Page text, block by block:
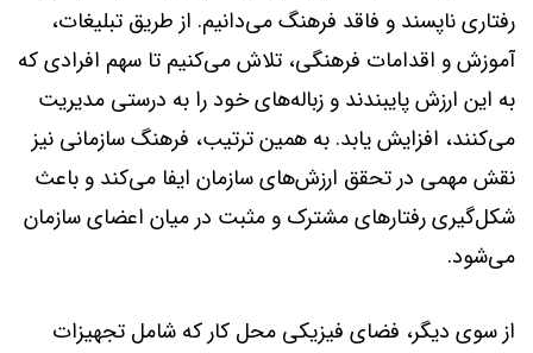
رفتاری ناپسند و فاقد فرهنگ می‌دانیم. از طریق تبلیغات،
آموزش و اقدامات فرهنگی، تلاش می‌کنیم تا سهم افرادی که
به این ارزش پایبندند و زباله‌های خود را به درستی مدیریت
می‌کنند، افزایش یابد. به همین ترتیب، فرهنگ سازمانی نیز
نقش مهمی در تحقق ارزش‌های سازمان ایفا می‌کند و باعث
شکل‌گیری رفتارهای مشترک و مثبت در میان اعضای سازمان
می‌شود.
از سوی دیگر، فضای فیزیکی محل کار که شامل تجهیزات